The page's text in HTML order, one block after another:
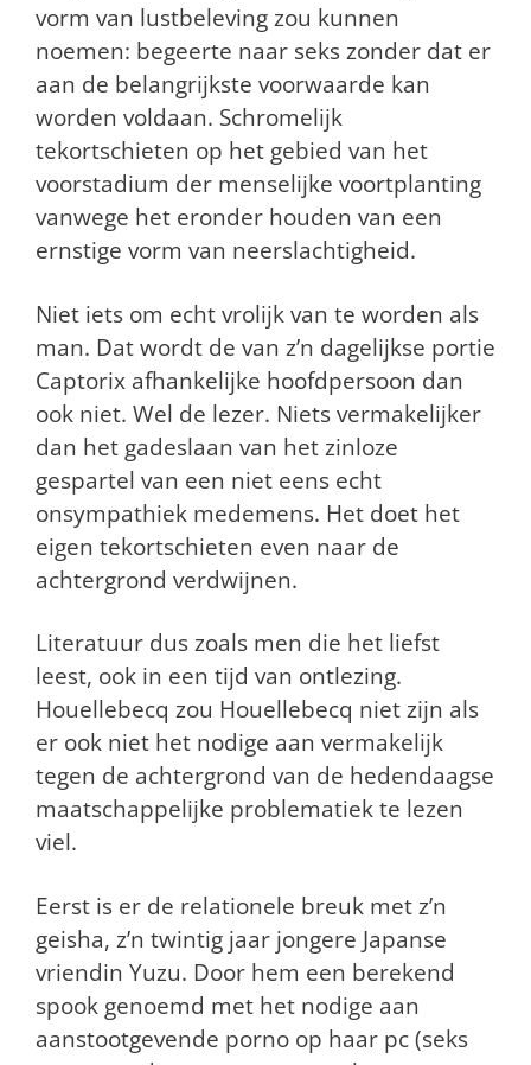
vorm van lustbeleving zou kunnen
noemen: begeerte naar seks zonder dat er
aan de belangrijkste voorwaarde kan
worden voldaan. Schromelijk
tekortschieten op het gebied van het
voorstadium der menselijke voortplanting
vanwege het eronder houden van een
ernstige vorm van neerslachtigheid.
Niet iets om echt vrolijk van te worden als
man. Dat wordt de van z’n dagelijkse portie
Captorix afhankelijke hoofdpersoon dan
ook niet. Wel de lezer. Niets vermakelijker
dan het gadeslaan van het zinloze
gespartel van een niet eens echt
onsympathiek medemens. Het doet het
eigen tekortschieten even naar de
achtergrond verdwijnen.
Literatuur dus zoals men die het liefst
leest, ook in een tijd van ontlezing.
Houellebecq zou Houellebecq niet zijn als
er ook niet het nodige aan vermakelijk
tegen de achtergrond van de hedendaagse
maatschappelijke problematiek te lezen
viel.
Eerst is er de relationele breuk met z’n
geisha, z’n twintig jaar jongere Japanse
vriendin Yuzu. Door hem een berekend
spook genoemd met het nodige aan
aanstootgevende porno op haar pc (seks